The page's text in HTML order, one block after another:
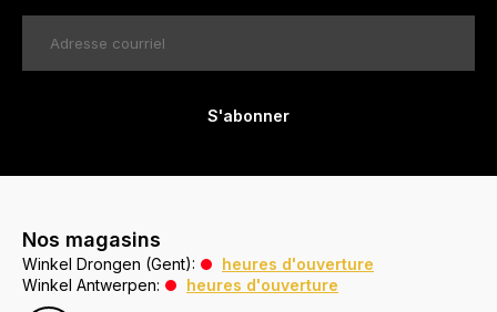
S'abonner
Nos magasins
Winkel Drongen (Gent):
heures d'ouverture
Winkel Antwerpen:
heures d'ouverture